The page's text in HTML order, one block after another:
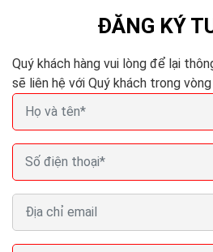
ĐĂNG KÝ
Quý khách hàng vui lòng để lại
sẽ liên hệ với Quý khách trong